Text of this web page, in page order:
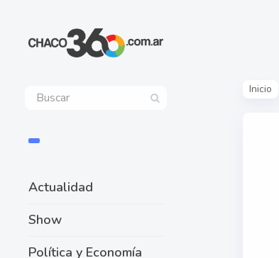
Actualidad
Show
Política y Economía
Inicio